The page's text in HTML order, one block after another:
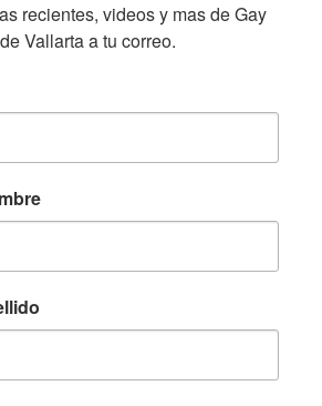
recientes, videos y mas de Gay
Vallarta a tu correo.